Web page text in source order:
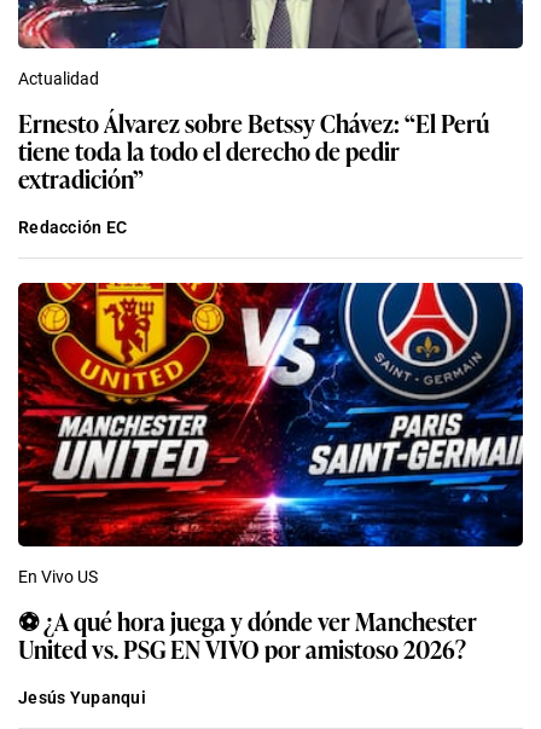
Actualidad
Ernesto Álvarez sobre Betssy Chávez: “El Perú
tiene toda la todo el derecho de pedir
extradición”
Redacción EC
En Vivo US
⚽ ¿A qué hora juega y dónde ver Manchester
United vs. PSG EN VIVO por amistoso 2026?
Jesús Yupanqui